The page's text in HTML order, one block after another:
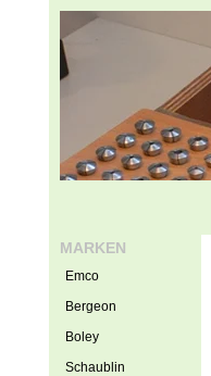
MARKEN
Emco
Bergeon
Boley
Schaublin